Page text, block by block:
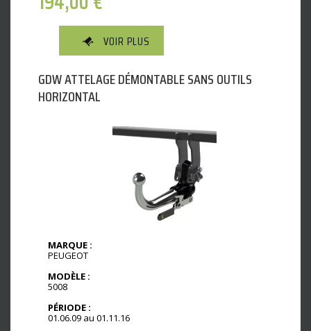
VOIR PLUS
GDW ATTELAGE DÉMONTABLE SANS OUTILS
HORIZONTAL
MARQUE :
PEUGEOT
MODÈLE :
5008
PÉRIODE :
01.06.09 au 01.11.16